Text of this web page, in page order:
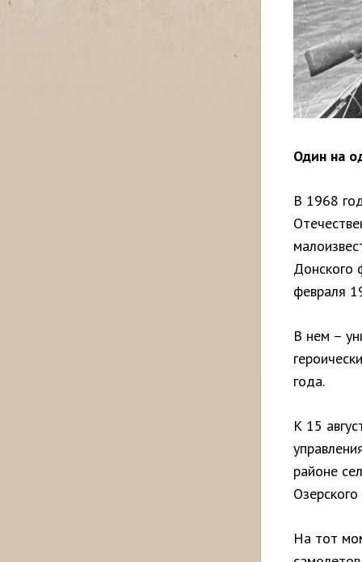
Один на
В 1968
Донского
февраля
В нем –
года.
К 15
районе
На тот